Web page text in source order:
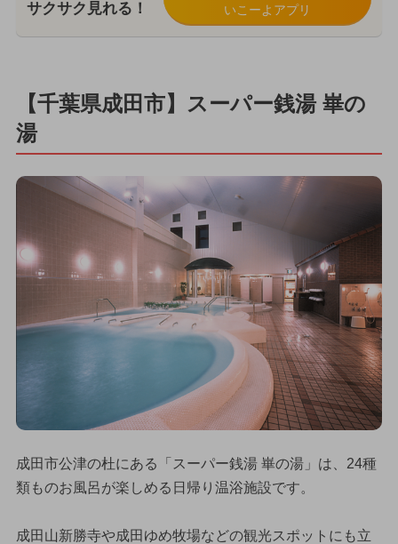
サクサク見れる！ いこーよアプリ
【千葉県成田市】スーパー銭湯 崋の
湯
成田市公津の杜にある「スーパー銭湯 崋の湯」は、24種
類ものお風呂が楽しめる日帰り温浴施設です。
成田山新勝寺や成田ゆめ牧場などの観光スポットにも立